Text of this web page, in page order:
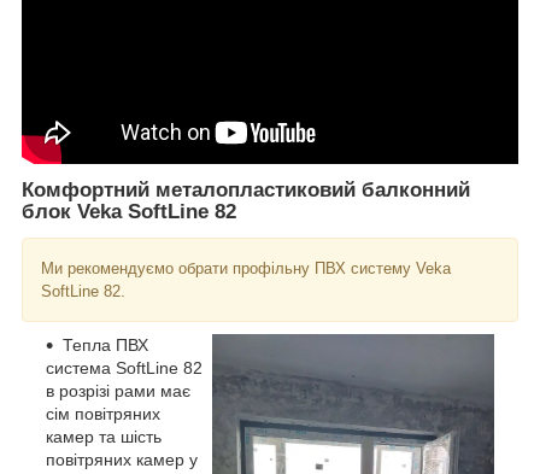
Комфортний металопластиковий балконний
блок Veka SoftLine 82
Ми рекомендуємо обрати профільну ПВХ систему Veka
SoftLine 82.
Тепла ПВХ
система SoftLine 82
в розрізі рами має
сім повітряних
камер та шість
повітряних камер у